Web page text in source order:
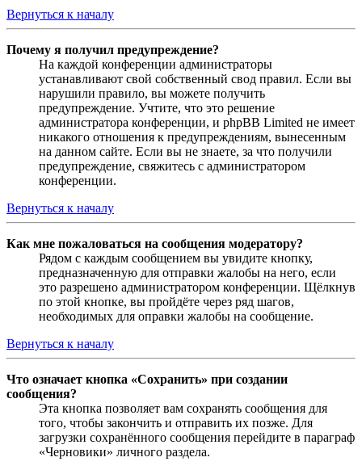
Вернуться к началу
Почему я получил предупреждение?
На каждой конференции администраторы
устанавливают свой собственный свод правил. Если вы
нарушили правило, вы можете получить
предупреждение. Учтите, что это решение
администратора конференции, и phpBB Limited не имеет
никакого отношения к предупреждениям, вынесенным
на данном сайте. Если вы не знаете, за что получили
предупреждение, свяжитесь с администратором
конференции.
Вернуться к началу
Как мне пожаловаться на сообщения модератору?
Рядом с каждым сообщением вы увидите кнопку,
предназначенную для отправки жалобы на него, если
это разрешено администратором конференции. Щёлкнув
по этой кнопке, вы пройдёте через ряд шагов,
необходимых для оправки жалобы на сообщение.
Вернуться к началу
Что означает кнопка «Сохранить» при создании
сообщения?
Эта кнопка позволяет вам сохранять сообщения для
того, чтобы закончить и отправить их позже. Для
загрузки сохранённого сообщения перейдите в параграф
«Черновики» личного раздела.